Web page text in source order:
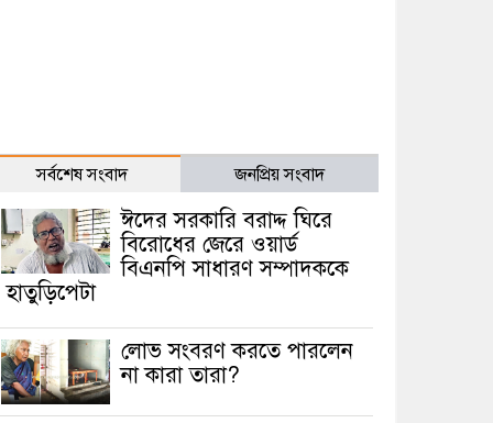
সর্বশেষ সংবাদ জনপ্রিয় সংবাদ
ঈদের সরকারি বরাদ্দ ঘিরে
বিরোধের জেরে ওয়ার্ড
বিএনপি সাধারণ সম্পাদককে
হাতুড়িপেটা
লোভ সংবরণ করতে পারলেন
না কারা তারা?